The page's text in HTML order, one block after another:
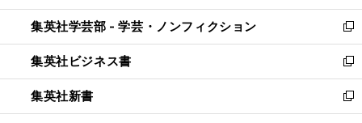
開
く
ウ
で
開
く
ン
ド
ウ
で
開
く
ウ
ィ
ン
ド
ウ
で
開
集英社学芸部 - 学芸・ノンフィクション
新
し
い
ウ
ィ
ン
集英社ビジネス書
新
し
い
ウ
集英社新書
新
し